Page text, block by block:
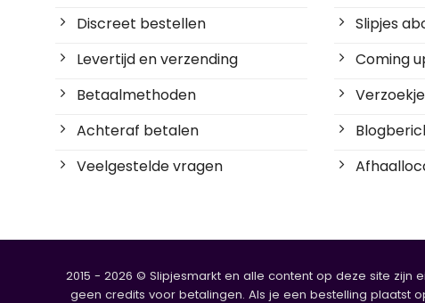
Discreet bestellen
Levertijd en verzending
Betaalmethoden
Achteraf betalen
Veelgestelde vragen
Slipjes
Coming
2015 - 2026 © Slipjesmarkt en alle content op deze site zijn
geen credits voor betalingen. Als je een bestelling plaatst